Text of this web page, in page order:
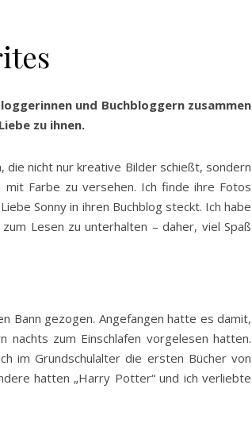
und Buchbloggern zusammen
zu ihnen.
die nicht nur kreative Bilder schießt, sondern
mit Farbe zu versehen. Ich finde ihre Fotos
Sonny in ihren Buchblog steckt. Ich habe
Lesen zu unterhalten – daher, viel Spaß
Bann gezogen. Angefangen hatte es damit,
nachts zum Einschlafen vorgelesen hatten.
im Grundschulalter die ersten Bücher von
hatten „Harry Potter“ und ich verliebte